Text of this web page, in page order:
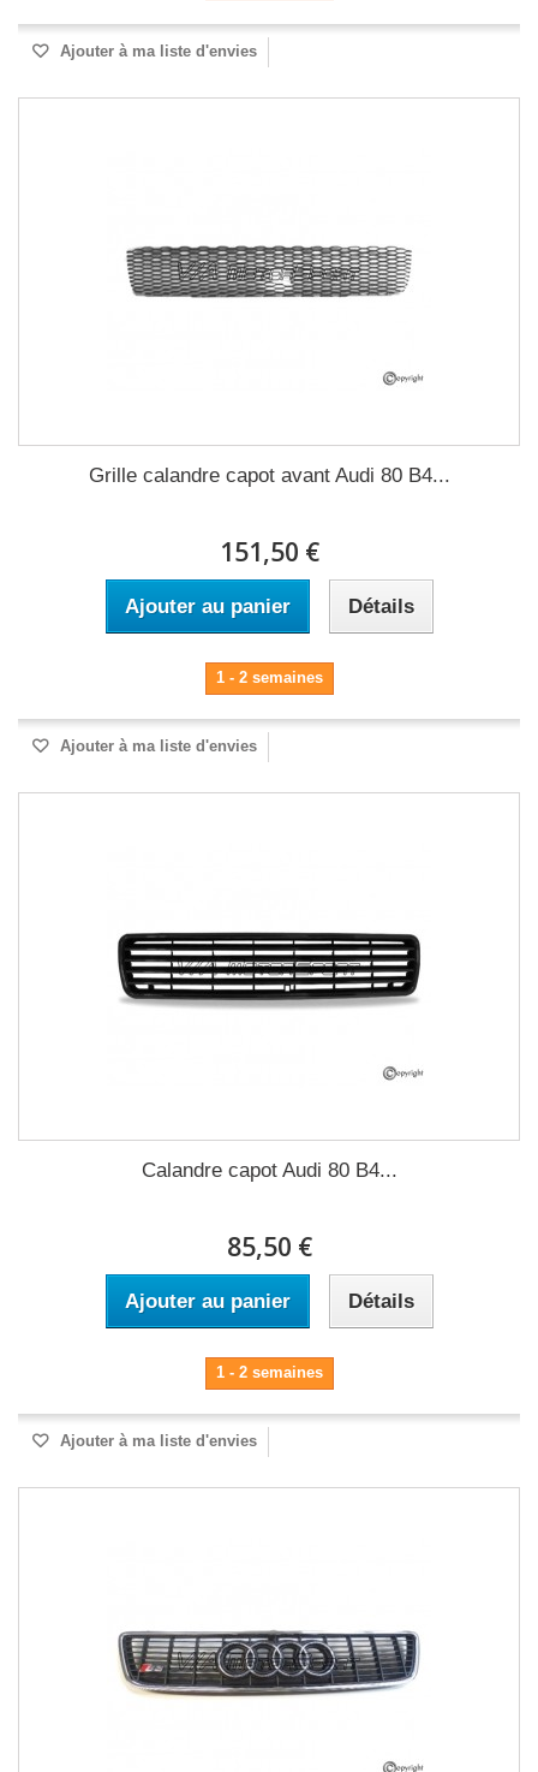
Ajouter à ma liste d'envies
Grille calandre capot avant Audi 80 B4...
151,50 €
Ajouter au panier Détails
1 - 2 semaines
Ajouter à ma liste d'envies
Calandre capot Audi 80 B4...
85,50 €
Ajouter au panier Détails
1 - 2 semaines
Ajouter à ma liste d'envies